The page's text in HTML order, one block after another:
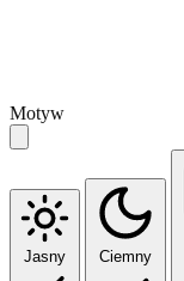
Motyw
Jasny Ciemny